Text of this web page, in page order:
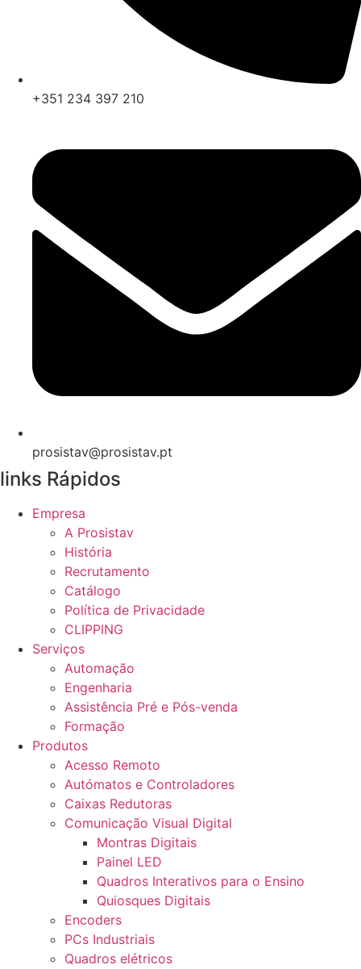
+351 234 397 210
prosistav@prosistav.pt
links Rápidos
Empresa
A Prosistav
História
Recrutamento
Catálogo
Política de Privacidade
CLIPPING
Serviços
Automação
Engenharia
Assistência Pré e Pós-venda
Formação
Produtos
Acesso Remoto
Autómatos e Controladores
Caixas Redutoras
Comunicação Visual Digital
Montras Digitais
Painel LED
Quadros Interativos para o Ensino
Quiosques Digitais
Encoders
PCs Industriais
Quadros elétricos